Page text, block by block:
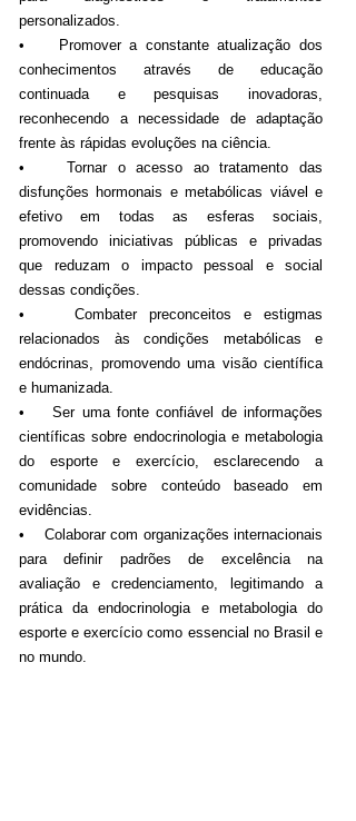
personalizados.
• Promover a constante atualização dos
conhecimentos através de educação
continuada e pesquisas inovadoras,
reconhecendo a necessidade de adaptação
frente às rápidas evoluções na ciência.
• Tornar o acesso ao tratamento das
disfunções hormonais e metabólicas viável e
efetivo em todas as esferas sociais,
promovendo iniciativas públicas e privadas
que reduzam o impacto pessoal e social
dessas condições.
• Combater preconceitos e estigmas
relacionados às condições metabólicas e
endócrinas, promovendo uma visão científica
e humanizada.
• Ser uma fonte confiável de informações
científicas sobre endocrinologia e metabologia
do esporte e exercício, esclarecendo a
comunidade sobre conteúdo baseado em
evidências.
• Colaborar com organizações internacionais
para definir padrões de excelência na
avaliação e credenciamento, legitimando a
prática da endocrinologia e metabologia do
esporte e exercício como essencial no Brasil e
no mundo.